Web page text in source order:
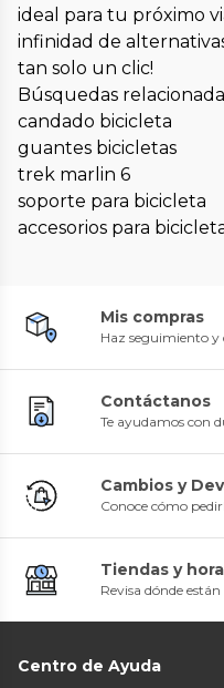
ideal para tu próximo
infinidad de
tan solo un clic!
Búsquedas
candado bicicleta
guantes bicicletas
trek marlin 6
soporte para bicicleta
accesorios para
Mis compras
Haz seguimiento y
Contáctanos
Te ayudamos con
Cambios y
Conoce cómo
Tiendas y
Revisa dónde
Centro de Ayuda